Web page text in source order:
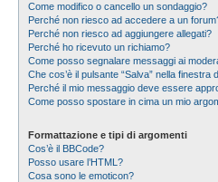
Come modifico o cancello un sondaggio?
Perché non riesco ad accedere a un
Perché non riesco ad aggiungere allegati?
Perché ho ricevuto un richiamo?
Come posso segnalare messaggi ai
Che cos’è il pulsante “Salva” nella finestra
Perché il mio messaggio deve essere
Come posso spostare in cima un mio
Formattazione e tipi di argomenti
Cos’è il BBCode?
Posso usare l’HTML?
Cosa sono le emoticon?